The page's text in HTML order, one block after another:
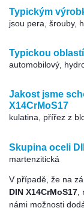
Typickým
jsou pera, šrouby,
Typickou
automobilový,
Jakost jsme
X14CrMoS17
kulatina, přířez z
Skupina oceli
martenzitická
V případě, že na
DIN X14CrMoS17,
námi možnosti